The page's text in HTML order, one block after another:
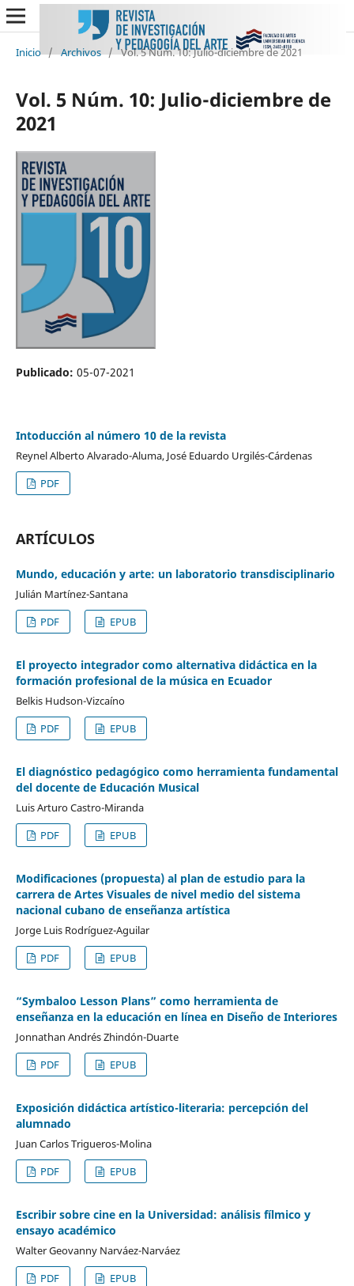
Inicio / Archivos / Vol. 5 Núm. 10: Julio-diciembre de 2021
Vol. 5 Núm. 10: Julio-diciembre de
2021
Publicado: 05-07-2021
Intoducción al número 10 de la revista
Reynel Alberto Alvarado-Aluma, José Eduardo Urgilés-Cárdenas
PDF
ARTÍCULOS
Mundo, educación y arte: un laboratorio transdisciplinario
Julián Martínez-Santana
PDF
EPUB
El proyecto integrador como alternativa didáctica en la
formación profesional de la música en Ecuador
Belkis Hudson-Vizcaíno
PDF
EPUB
El diagnóstico pedagógico como herramienta fundamental
del docente de Educación Musical
Luis Arturo Castro-Miranda
PDF
EPUB
Modificaciones (propuesta) al plan de estudio para la
carrera de Artes Visuales de nivel medio del sistema
nacional cubano de enseñanza artística
Jorge Luis Rodríguez-Aguilar
PDF
EPUB
“Symbaloo Lesson Plans” como herramienta de
enseñanza en la educación en línea en Diseño de Interiores
Jonnathan Andrés Zhindón-Duarte
PDF
EPUB
Exposición didáctica artístico-literaria: percepción del
alumnado
Juan Carlos Trigueros-Molina
PDF
EPUB
Escribir sobre cine en la Universidad: análisis fílmico y
ensayo académico
Walter Geovanny Narváez-Narváez
PDF
EPUB